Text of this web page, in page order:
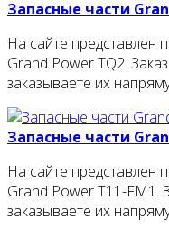
Запасные части
На сайте представлен
Grand Power TQ2.
заказываете их
Запасные части
На сайте представлен
Grand Power T11-FM1.
заказываете их